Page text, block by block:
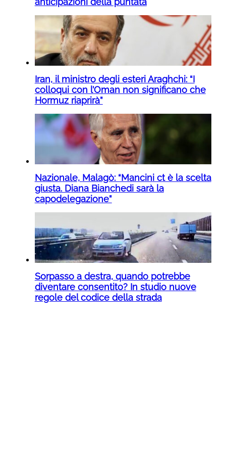
Iran, il ministro degli esteri Araghchi: “I
colloqui con l’Oman non significano che
Hormuz riaprirà”
Nazionale, Malagò: “Mancini ct è la scelta
giusta. Diana Bianchedi sarà la
capodelegazione”
Sorpasso a destra, quando potrebbe
diventare consentito? In studio nuove
regole del codice della strada